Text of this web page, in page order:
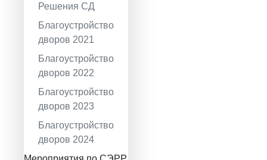
Решения СД
Благоустройство
дворов 2021
Благоустройство
дворов 2022
Благоустройство
дворов 2023
Благоустройство
дворов 2024